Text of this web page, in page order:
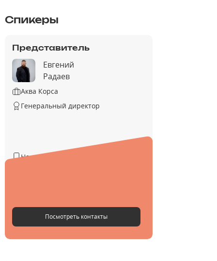
Спикеры
Представитель
Евгений
Радаев
Аква Корса
Генеральный директор
Не указан
Посмотреть контакты